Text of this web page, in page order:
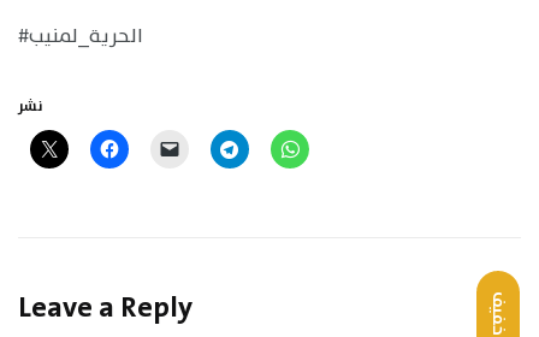
خفيف
#الحرية_لمنيب
نشر
Leave a Reply